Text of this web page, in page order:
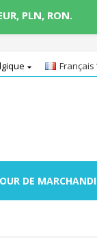
PLN, RON.
 Français
DE